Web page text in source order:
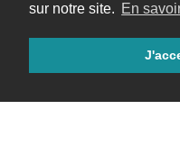
sur notre site. En